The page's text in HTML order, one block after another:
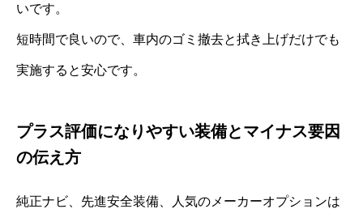
いです。
短時間で良いので、車内のゴミ撤去と拭き上げだけでも
実施すると安心です。
プラス評価になりやすい装備とマイナス要因
の伝え方
純正ナビ、先進安全装備、人気のメーカーオプションは